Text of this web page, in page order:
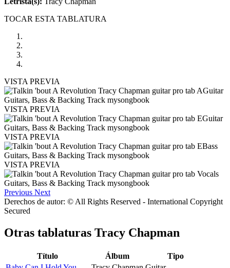
TOCAR ESTA TABLATURA
VISTA PREVIA
VISTA PREVIA
VISTA PREVIA
VISTA PREVIA
Previous Next
Derechos de autor: © All Rights Reserved - International Copyright
Secured
Otras tablaturas Tracy Chapman
Título Álbum
Tipo